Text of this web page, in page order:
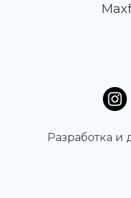
Разработка